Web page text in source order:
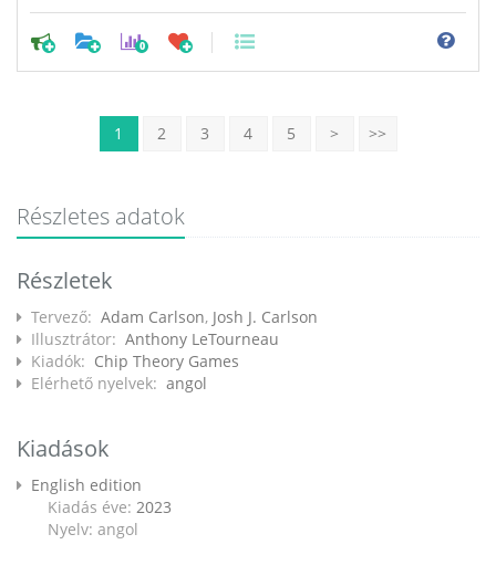
0
1 2 3 4 5 > >>
Részletes adatok
Részletek
Tervező: Adam Carlson, Josh J. Carlson
Illusztrátor: Anthony LeTourneau
Kiadók: Chip Theory Games
Elérhető nyelvek: angol
Kiadások
English edition
Kiadás éve: 2023
Nyelv: angol